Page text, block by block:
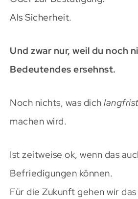
Als Sicherheit.
Und zwar nur, weil du noch
Bedeutendes ersehnst.
Noch nichts, was dich
machen wird.
Ist zeitweise ok, wenn das
Befriedigungen können.
Für die Zukunft gehen wir